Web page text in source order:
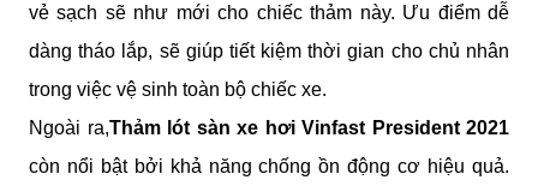
vẻ sạch sẽ như mới cho chiếc thảm này. Ưu điểm dễ
dàng tháo lắp, sẽ giúp tiết kiệm thời gian cho chủ nhân
trong việc vệ sinh toàn bộ chiếc xe.
Ngoài ra,
còn nổi bật bởi khả năng chống ồn động cơ hiệu quả.